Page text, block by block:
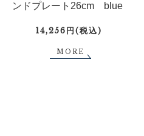
ンドプレート26cm blue
14,256円(税込)
MORE